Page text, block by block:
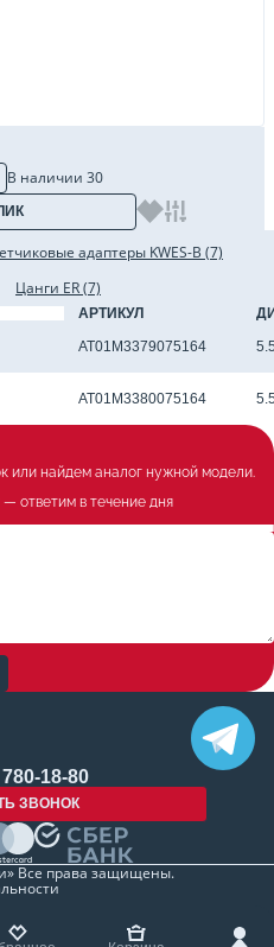
В наличии 30
адаптеры KWES-B (7)
Цанги ER (7)
АРТИКУЛ
AT01M3379075164
AT01M3380075164
или найдем аналог нужной модели.
ответим в течение дня
18-80
ЗВОНОК
Все права защищены.